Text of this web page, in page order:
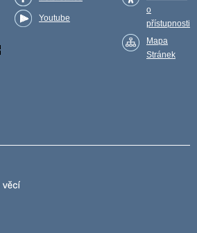
Youtube
o
přístupnosti
Mapa
Stránek